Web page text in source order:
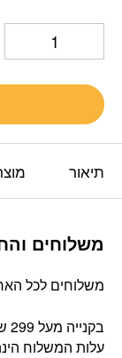
תיאור
משלוחים
משלוחים לכל
עלות המשלוח הינה 39